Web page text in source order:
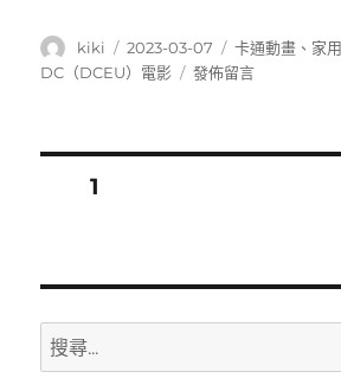
作
者
kiki
發
佈
2023-03-07
分
類
卡通動畫 、 家
DC（DCEU）電影
在
發佈留言
導
覽
頁次1
搜
尋